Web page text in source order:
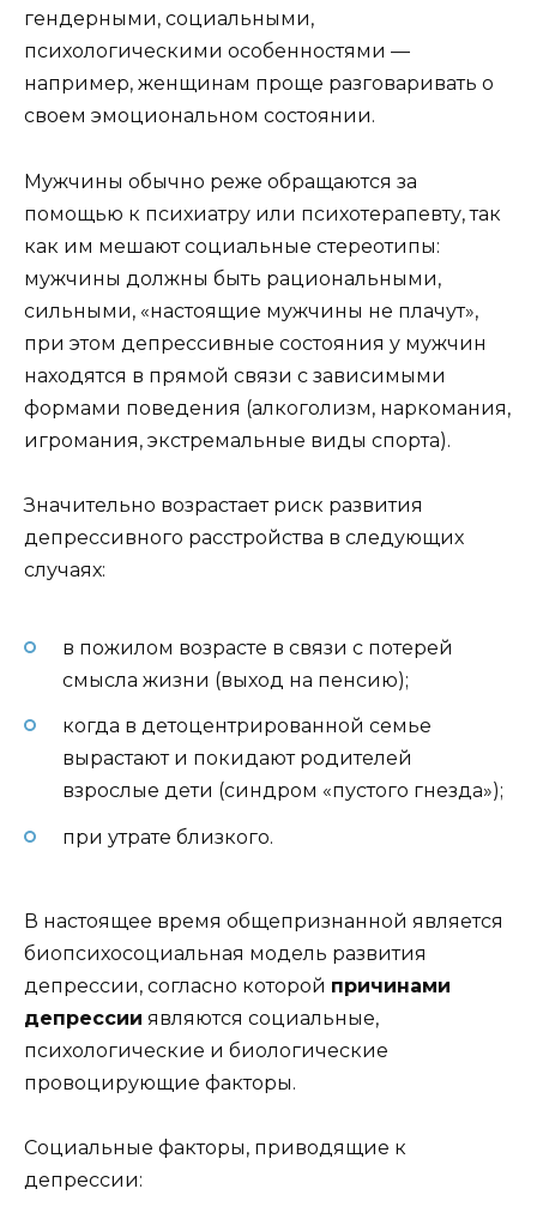
гендерными, социальными,
психологическими особенностями —
например, женщинам проще разговаривать о
своем эмоциональном состоянии.
Мужчины обычно реже обращаются за
помощью к психиатру или психотерапевту, так
как им мешают социальные стереотипы:
мужчины должны быть рациональными,
сильными, «настоящие мужчины не плачут»,
при этом депрессивные состояния у мужчин
находятся в прямой связи с зависимыми
формами поведения (алкоголизм, наркомания,
игромания, экстремальные виды спорта).
Значительно возрастает риск развития
депрессивного расстройства в следующих
случаях:
в пожилом возрасте в связи с потерей
смысла жизни (выход на пенсию);
когда в детоцентрированной семье
вырастают и покидают родителей
взрослые дети (синдром «пустого гнезда»);
при утрате близкого.
В настоящее время общепризнанной является
биопсихосоциальная модель развития
депрессии, согласно которой причинами
депрессии являются социальные,
психологические и биологические
провоцирующие факторы.
Социальные факторы, приводящие к
депрессии: